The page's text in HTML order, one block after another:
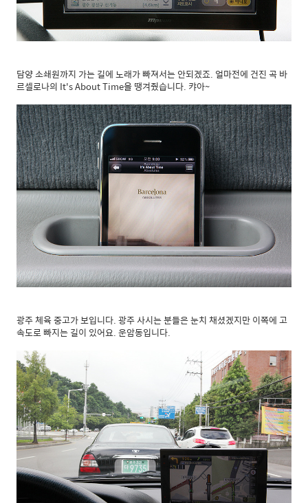
담양 소쇄원까지 가는 길에 노래가 빠져서는 안되겠죠. 얼마전에 건진 곡 바
르셀로나의 It's About Time을 땡겨줬습니다. 캬아~
광주 체육 중고가 보입니다. 광주 사시는 분들은 눈치 채셨겠지만 이쪽에 고
속도로 빠지는 길이 있어요. 운암동입니다.